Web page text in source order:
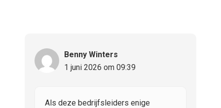
Benny Winters
1 juni 2026 om 09:39
Als deze bedrijfsleiders enige